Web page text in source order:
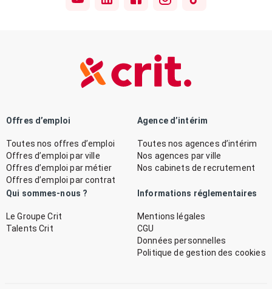
Offres d’emploi
Toutes nos offres d’emploi
Offres d’emploi par ville
Offres d’emploi par métier
Offres d’emploi par contrat
Agence d’intérim
Toutes nos agences d’intérim
Nos agences par ville
Nos cabinets de recrutement
Qui sommes-nous ?
Le Groupe Crit
Talents Crit
Informations réglementaires
Mentions légales
CGU
Données personnelles
Politique de gestion des cookies